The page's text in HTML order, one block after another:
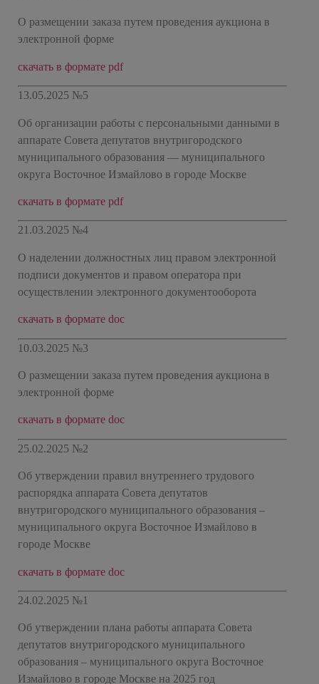
О размещении заказа путем проведения аукциона в
электронной форме
скачать в формате pdf
13.05.2025 №5
Об организации работы с персональными данными в
аппарате Совета депутатов внутригородского
муниципального образования — муниципального
округа Восточное Измайлово в городе Москве
скачать в формате pdf
21.03.2025 №4
О наделении должностных лиц правом электронной
подписи документов и правом оператора при
осуществлении электронного документооборота
скачать в формате doc
10.03.2025 №3
О размещении заказа путем проведения аукциона в
электронной форме
скачать в формате doc
25.02.2025 №2
Об утверждении правил внутреннего трудового
распорядка аппарата Совета депутатов
внутригородского муниципального образования –
муниципального округа Восточное Измайлово в
городе Москве
скачать в формате doc
24.02.2025 №1
Об утверждении плана работы аппарата Совета
депутатов внутригородского муниципального
образования – муниципального округа Восточное
Измайлово в городе Москве на 2025 год